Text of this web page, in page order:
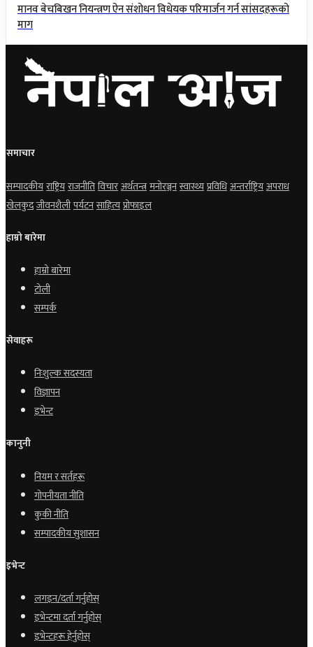
मानव बेचबिखन नियन्त्रण ऐन संशोधन विधेयक परिमार्जन गर्न सांसदहरूको
माग
समाचार
सम्पादकीयराष्ट्रियराजनीतिविचारअर्थतन्त्रमनोरञ्जनस्वास्थ्यप्रविधिअन्तर्राष्ट्रियअपराध
खेलकुदजीवनशैलीपर्यटनसाहित्यप्रोफाइल
हाम्रो बारेमा
हाम्रो बारेमा
टोली
सम्पर्क
सेवाहरू
निःशुल्क सदस्यता
विज्ञापन
इभेन्ट
कानुनी
नियम र सर्तहरू
गोपनीयता नीति
कुकी नीति
सम्पादकीय सुशासन
इभेन्ट
लगइन/दर्ता गर्नुहोस्
इभेन्टमा दर्ता गर्नुहोस्
इभेन्टहरू हेर्नुहोस्